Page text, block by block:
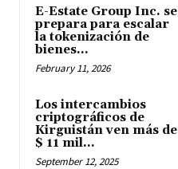
E-Estate Group Inc. se
prepara para escalar
la tokenización de
bienes...
February 11, 2026
Los intercambios
criptográficos de
Kirguistán ven más de
$ 11 mil...
September 12, 2025